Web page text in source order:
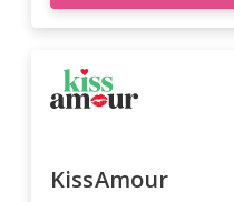
KissAmour